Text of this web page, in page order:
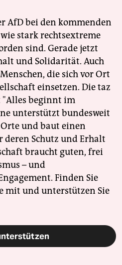
AfD bei den kommenden
stark rechtsextreme
sind. Gerade jetzt
und Solidarität. Auch
die sich vor Ort
einsetzen. Die taz
beginnt im
unterstützt bundesweit
und baut einen
deren Schutz und Erhalt
braucht guten, frei
– und
Finden Sie
mit und unterstützen Sie